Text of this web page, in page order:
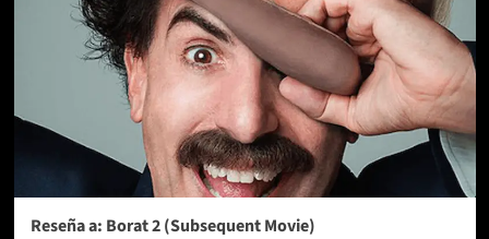
Reseña a: Borat 2 (Subsequent Movie)